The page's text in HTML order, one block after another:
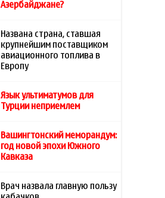
Азербайджане?
Названа страна, ставшая
крупнейшим поставщиком
авиационного топлива в
Европу
Язык ультиматумов для
Турции неприемлем
Вашингтонский меморандум:
год новой эпохи Южного
Кавказа
Врач назвала главную пользу